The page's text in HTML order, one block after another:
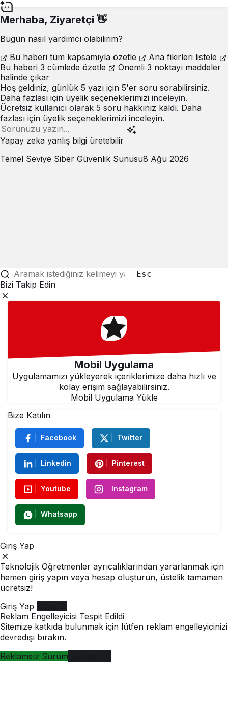
Merhaba, Ziyaretçi 👋
Bugün nasıl yardımcı olabilirim?
Bu haberi tüm kapsamıyla özetle
Ana fikirleri listele
Bu haberi 3 cümlede özetle
Önemli 3 noktayı maddeler
halinde çıkar
Hoş geldiniz, günlük 5 yazı için 5'er soru sorabilirsiniz.
Daha fazlası için üyelik seçeneklerimizi inceleyin.
Ücretsiz kullanıcı olarak 5 soru hakkınız kaldı. Daha
fazlası için üyelik seçeneklerimizi inceleyin.
Yapay zeka yanlış bilgi üretebilir
Temel Seviye Siber Güvenlik Sunusu8 Ağu 2026
Esc
Bizi Takip Edin
Mobil Uygulama
Uygulamamızı yükleyerek içeriklerimize daha hızlı ve
kolay erişim sağlayabilirsiniz.
Mobil Uygulama Yükle
Bize Katılın
Facebook Twitter
Linkedin Pinterest
Youtube Instagram
Whatsapp
Giriş Yap
Teknolojik Öğretmenler ayrıcalıklarından yararlanmak için
hemen giriş yapın veya hesap oluşturun, üstelik tamamen
ücretsiz!
Giriş Yap
Reklam Engelleyicisi Tespit Edildi
Sitemize katkıda bulunmak için lütfen reklam engelleyicinizi
devredışı bırakın.
Reklamsız Sürüm